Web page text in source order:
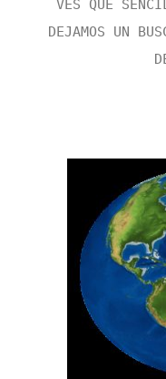
VES QUE
DEJAMOS UN